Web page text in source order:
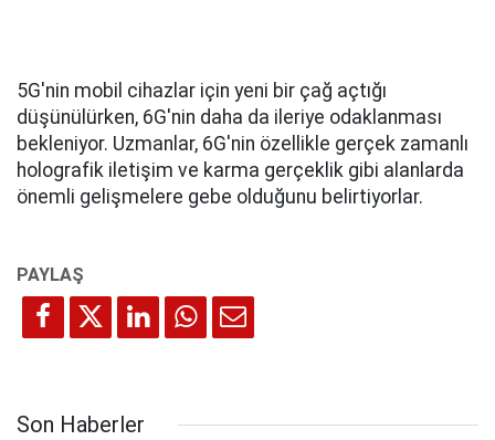
5G'nin mobil cihazlar için yeni bir çağ açtığı
düşünülürken, 6G'nin daha da ileriye odaklanması
bekleniyor. Uzmanlar, 6G'nin özellikle gerçek zamanlı
holografik iletişim ve karma gerçeklik gibi alanlarda
önemli gelişmelere gebe olduğunu belirtiyorlar.
Son Haberler